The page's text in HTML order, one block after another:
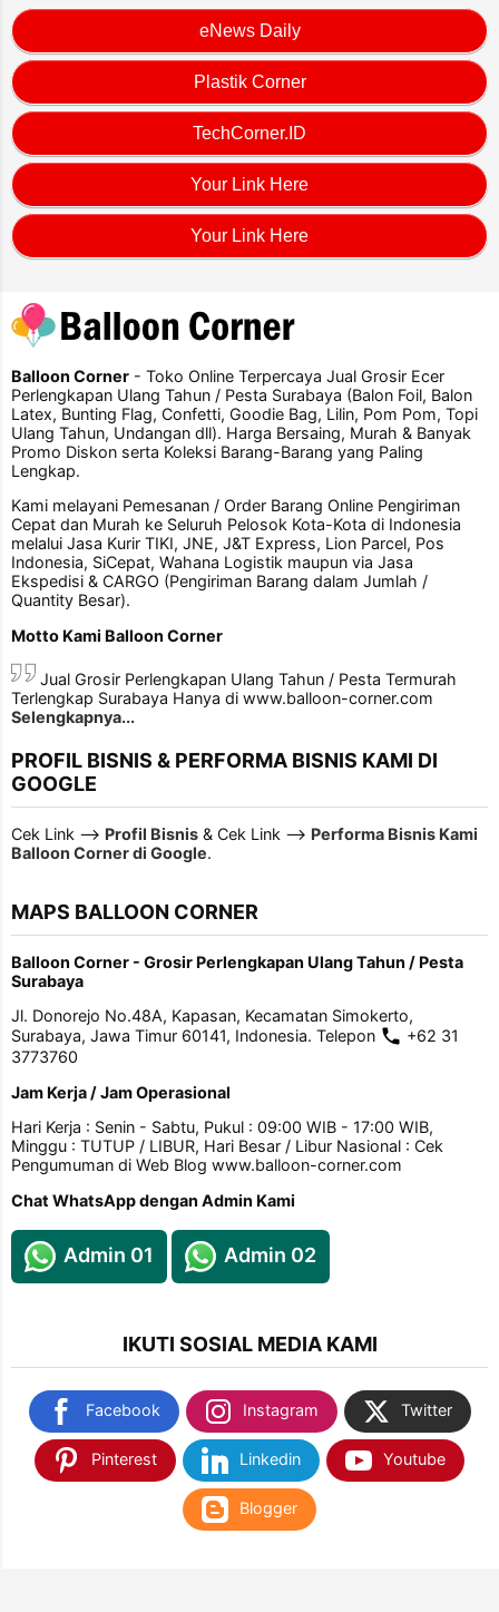
eNews Daily
Plastik Corner
TechCorner.ID
Your Link Here
Your Link Here
Balloon Corner - Toko Online Terpercaya Jual Grosir Ecer
Perlengkapan Ulang Tahun / Pesta Surabaya (Balon Foil, Balon
Latex, Bunting Flag, Confetti, Goodie Bag, Lilin, Pom Pom, Topi
Ulang Tahun, Undangan dll). Harga Bersaing, Murah & Banyak
Promo Diskon serta Koleksi Barang-Barang yang Paling
Lengkap.
Kami melayani Pemesanan / Order Barang Online Pengiriman
Cepat dan Murah ke Seluruh Pelosok Kota-Kota di Indonesia
melalui Jasa Kurir TIKI, JNE, J&T Express, Lion Parcel, Pos
Indonesia, SiCepat, Wahana Logistik maupun via Jasa
Ekspedisi & CARGO (Pengiriman Barang dalam Jumlah /
Quantity Besar).
Motto Kami Balloon Corner
Jual Grosir Perlengkapan Ulang Tahun / Pesta Termurah
Terlengkap Surabaya Hanya di www.balloon-corner.com
Selengkapnya...
PROFIL BISNIS & PERFORMA BISNIS KAMI DI
GOOGLE
Cek Link --> Profil Bisnis & Cek Link --> Performa Bisnis Kami
Balloon Corner di Google.
MAPS BALLOON CORNER
Balloon Corner - Grosir Perlengkapan Ulang Tahun / Pesta
Surabaya
Jl. Donorejo No.48A, Kapasan, Kecamatan Simokerto,
Surabaya, Jawa Timur 60141, Indonesia. Telepon
+62 31
3773760
Jam Kerja / Jam Operasional
Hari Kerja : Senin - Sabtu, Pukul : 09:00 WIB - 17:00 WIB,
Minggu : TUTUP / LIBUR, Hari Besar / Libur Nasional : Cek
Pengumuman di Web Blog www.balloon-corner.com
Chat WhatsApp dengan Admin Kami
Admin 01 Admin 02
IKUTI SOSIAL MEDIA KAMI
Facebook Instagram Twitter
Pinterest Linkedin Youtube
Blogger